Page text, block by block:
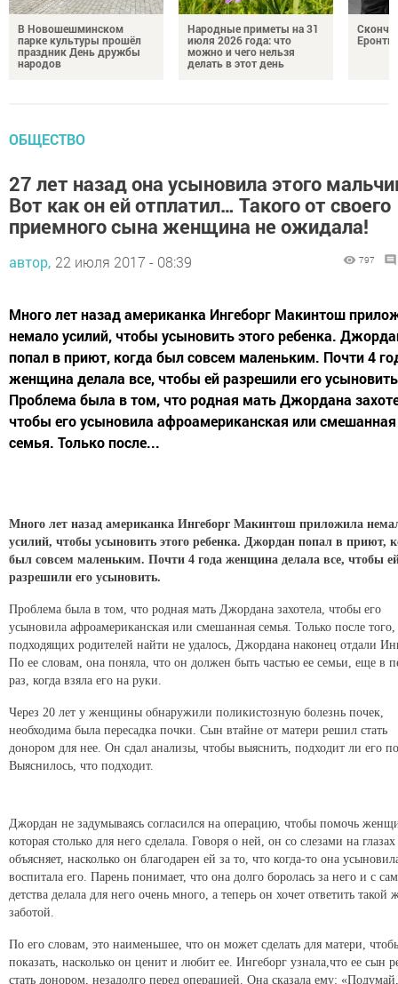
В Новошешминском
парке культуры прошёл
праздник День дружбы
народов
Народные приметы на 31
июля 2026 года: что
можно и чего нельзя
делать в этот день
ОБЩЕСТВО
27 лет назад она усыновила этого
мальчика. Вот как он ей отплатил…
Такого от своего приемного сына
женщина не ожидала!
Много лет назад американка Ингеборг Макинтош
приложила немало усилий, чтобы усыновить этого
ребенка. Джордан попал в приют, когда был совсем
маленьким. Почти 4 года женщина делала все, чтобы
ей разрешили его усыновить. Проблема была в том, что
родная мать Джордана захотела, чтобы его усыновила
Много лет назад американка Ингеборг Макинтош приложила
немало усилий, чтобы усыновить этого ребенка. Джордан попал в
приют, когда был совсем маленьким. Почти 4 года женщина
делала все, чтобы ей разрешили его усыновить.
Проблема была в том, что родная мать Джордана захотела, чтобы его
усыновила афроамериканская или смешанная семья. Только после
того, как подходящих родителей найти не удалось, Джордана наконец
отдали Ингеборг. По ее словам, она поняла, что он должен быть
частью ее семьи, еще в первый раз, когда взяла его на руки.
Через 20 лет у женщины обнаружили поликистозную болезнь почек,
необходима была пересадка почки. Сын втайне от матери решил стать
Джордан не задумываясь согласился на операцию, чтобы помочь
женщине, которая столько для него сделала. Говоря о ней, он со
слезами на глазах объясняет, насколько он благодарен ей за то, что
когда-то она усыновила и воспитала его. Парень понимает, что она
долго боролась за него и с самого детства делала для него очень
много, а теперь он хочет ответить такой же заботой.